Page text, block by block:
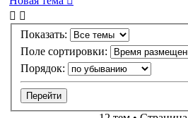
Показать:
Поле сортировки:
Порядок: